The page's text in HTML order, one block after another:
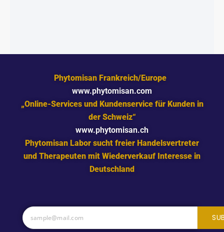
Phytomisan Frankreich/Europe
www.phytomisan.com
„Online-Services und Kundenservice für Kunden in
der Schweiz“
www.phytomisan.ch
Phytomisan Labor sucht freier Handelsvertreter
und Therapeuten mit Wiederverkauf Interesse in
Deutschland